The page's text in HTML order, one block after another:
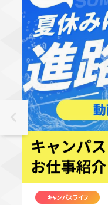
キャンパスライフ